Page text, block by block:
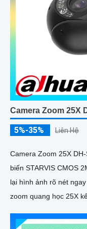
Camera Zoom 25X
5%-35% Liên Hệ
Camera Zoom 25X
biến STARVIS CMOS
lại hình ảnh rõ nét
zoom quang học 25X
linh hoạt cùng chuẩn